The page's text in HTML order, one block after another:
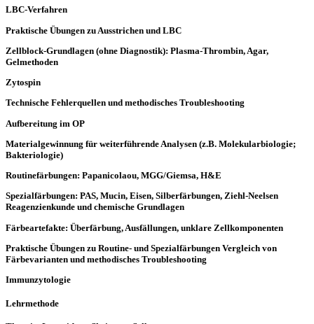
LBC-Verfahren
Praktische Übungen zu Ausstrichen und LBC
Zellblock-Grundlagen (ohne Diagnostik): Plasma-Thrombin, Agar,
Gelmethoden
Zytospin
Technische Fehlerquellen und methodisches Troubleshooting
Aufbereitung im OP
Materialgewinnung für weiterführende Analysen (z.B. Molekularbiologie;
Bakteriologie)
Routinefärbungen: Papanicolaou, MGG/Giemsa, H&E
Spezialfärbungen: PAS, Mucin, Eisen, Silberfärbungen, Ziehl-Neelsen
Reagenzienkunde und chemische Grundlagen
Färbeartefakte: Überfärbung, Ausfällungen, unklare Zellkomponenten
Praktische Übungen zu Routine- und Spezialfärbungen Vergleich von
Färbevarianten und methodisches Troubleshooting
Immunzytologie
Lehrmethode